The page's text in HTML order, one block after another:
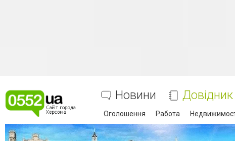
Новини Довідник
Оголошення Работа